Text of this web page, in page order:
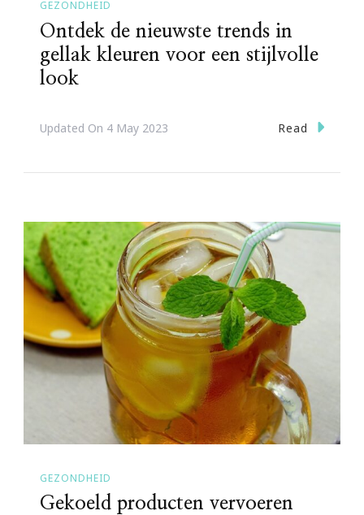
GEZONDHEID
Ontdek de nieuwste trends in
gellak kleuren voor een stijlvolle
look
Updated On 4 May 2023 Read
GEZONDHEID
Gekoeld producten vervoeren